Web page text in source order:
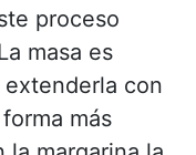
proceso
masa es
con
más